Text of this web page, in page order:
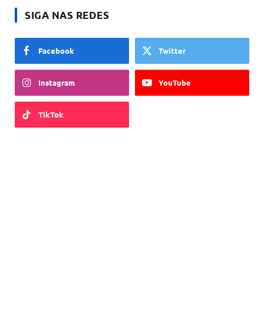
SIGA NAS REDES
Facebook Twitter
Instagram YouTube
TikTok